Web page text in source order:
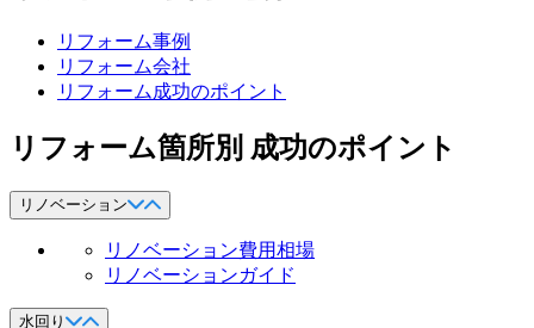
リフォーム事例
リフォーム会社
リフォーム成功のポイント
リフォーム箇所別 成功のポイント
リノベーション
リノベーション費用相場
リノベーションガイド
水回り